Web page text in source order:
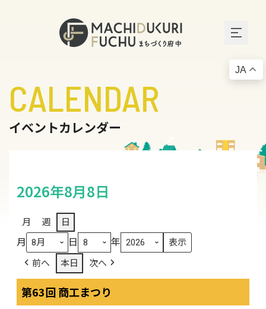
CALENDAR
イベントカレンダー
2026年8月8日
月 週 日
月 日 年
前へ 本日 次へ
第63回 商工まつり
JA